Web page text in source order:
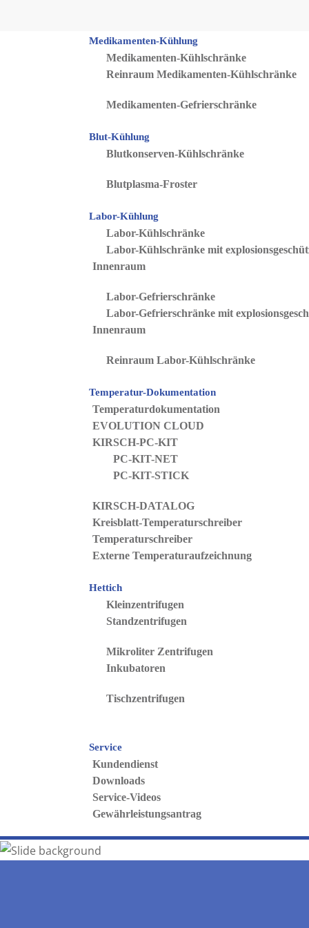
Zum Hauptinhalt springen
Medikamenten-Kühlung
Medikamenten-Kühlschränke
Reinraum Medikamenten-Kühlschränke
Medikamenten-Gefrierschränke
Blut-Kühlung
Blutkonserven-Kühlschränke
Blutplasma-Froster
Labor-Kühlung
Labor-Kühlschränke
Labor-Kühlschränke mit
Innenraum
Labor-Gefrierschränke
Labor-Gefrierschränke mit
Innenraum
Reinraum Labor-Kühlschränke
Temperatur-Dokumentation
Temperaturdokumentation
EVOLUTION CLOUD
KIRSCH-PC-KIT
PC-KIT-NET
PC-KIT-STICK
KIRSCH-DATALOG
Kreisblatt-Temperaturschreiber
Temperaturschreiber
Externe Temperaturaufzeichnung
Hettich
Kleinzentrifugen
Standzentrifugen
Mikroliter Zentrifugen
Inkubatoren
Tischzentrifugen
Service
Kundendienst
Downloads
Service-Videos
Gewährleistungsantrag